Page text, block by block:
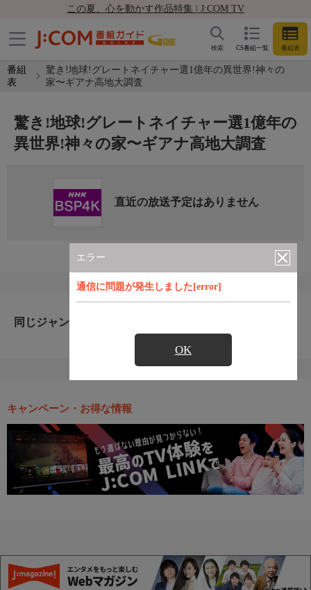
この夏、心を動かす作品特集 | J:COM TV
CS番組一覧 番組表
検索
番組
表
驚き!地球!グレートネイチャー選1億年の異世界!神々の
家〜ギアナ高地大調査
エラー
通信に問題が発生しました[error]
OK
驚き!地球!グレートネイチャー選1億年の
異世界!神々の家〜ギアナ高地大調査
直近の放送予定はありません
同じジャンルのおすすめ番組
キャンペーン・お得な情報